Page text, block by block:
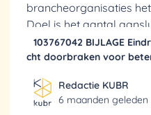
brancheorganisaties
Doel is het aantal
verhogen.
103767042 BIJLAGE
cht doorbraken voor
Redactie KUBR
6 maanden geleden